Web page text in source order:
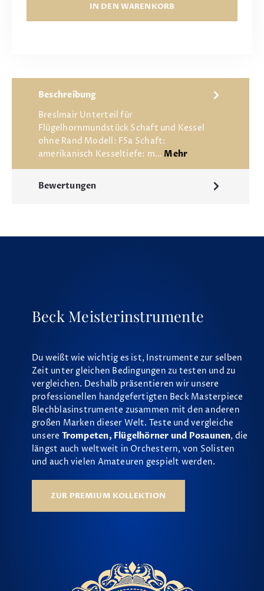
IN DEN WARENKORB
Beschreibung
Breslmair Unterteil für
Flügelhornmundstück Schaft und Kessel
ohne Rand Modell: F5a Schaft:
amerikanisch Kesseltiefe: m… Mehr
Bewertungen
Beck Meisterinstrumente
Du weißt wie wichtig es ist, Instrumente zur selben
Zeit unter gleichen Bedingungen zu testen und zu
vergleichen. Deshalb präsentieren wir unsere
professionellen handgefertigten Beck Masterpiece
Blechblasinstrumente zusammen mit den anderen
großen Marken dieser Welt. Teste und vergleiche
unsere Trompeten, Flügelhörner und Posaunen, die
längst auch weltweit in Orchestern, von Solisten
und auch vielen Amateuren gespielt werden.
ZUR PREMIUM KOLLEKTION